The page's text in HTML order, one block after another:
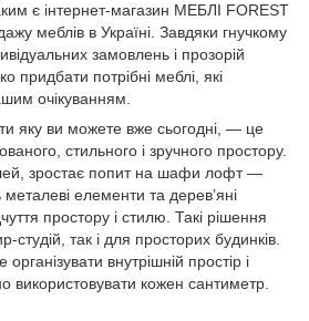
є інтернет-магазин МЕБЛІ FOREST
меблів в Україні. Завдяки гнучкому
замовлень і прозорій
придбати потрібні меблі, які
очікуванням.
яку ви можете вже сьогодні, — це
стильного і зручного простору.
зростає попит на шафи лофт —
елементи та дерев’яні
простору і стилю. Такі рішення
студій, так і для просторих будинків.
внутрішній простір і
використовувати кожен сантиметр.